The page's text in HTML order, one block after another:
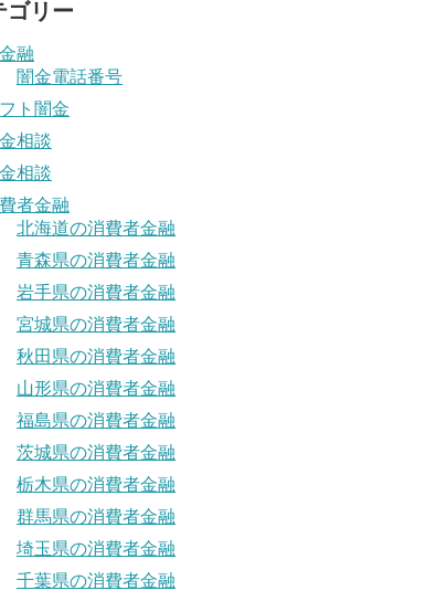
ゴリー
融
闇金電話番号
ト闇金
相談
相談
者金融
北海道の消費者金融
青森県の消費者金融
岩手県の消費者金融
宮城県の消費者金融
秋田県の消費者金融
山形県の消費者金融
福島県の消費者金融
茨城県の消費者金融
栃木県の消費者金融
群馬県の消費者金融
埼玉県の消費者金融
千葉県の消費者金融